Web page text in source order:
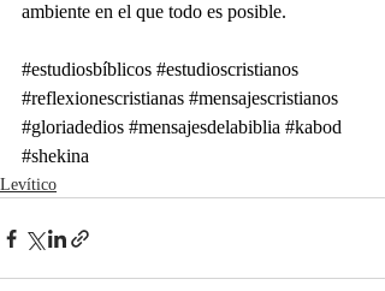
ambiente en el que todo es posible.
#estudiosbíblicos #estudioscristianos
#reflexionescristianas #mensajescristianos
#gloriadedios #mensajesdelabiblia #kabod
#shekina
Levítico